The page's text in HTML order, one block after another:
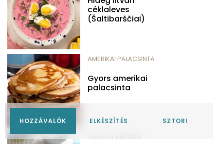
HOZZÁVALÓK ELKÉSZÍTÉS SZTORI
céklaleves
(Šaltibarščiai)
AMERIKAI PALACSINTA
Gyors amerikai
palacsinta
TÖLTÖTT PAPRIKA